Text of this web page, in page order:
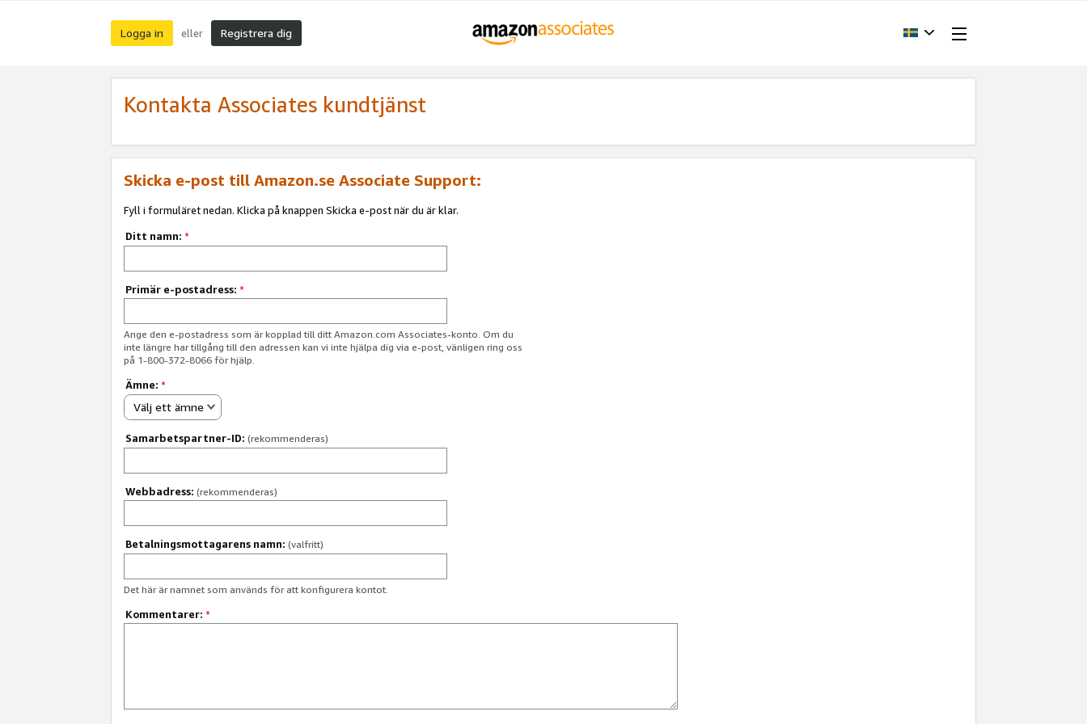
Logga in eller Registrera dig
Kontakta Associates kundtjänst
Skicka e-post till Amazon.se Associate Support:
Fyll i formuläret nedan. Klicka på knappen Skicka e-post när du är klar.
Ditt namn: *
Primär e-postadress: *
Ange den e-postadress som är kopplad till ditt Amazon.com Associates-konto. Om du
inte längre har tillgång till den adressen kan vi inte hjälpa dig via e-post, vänligen ring oss
på 1-800-372-8066 för hjälp.
Ämne: *
Välj ett ämne
Samarbetspartner-ID: (rekommenderas)
Webbadress: (rekommenderas)
Betalningsmottagarens namn: (valfritt)
Det här är namnet som används för att konfigurera kontot.
Kommentarer: *